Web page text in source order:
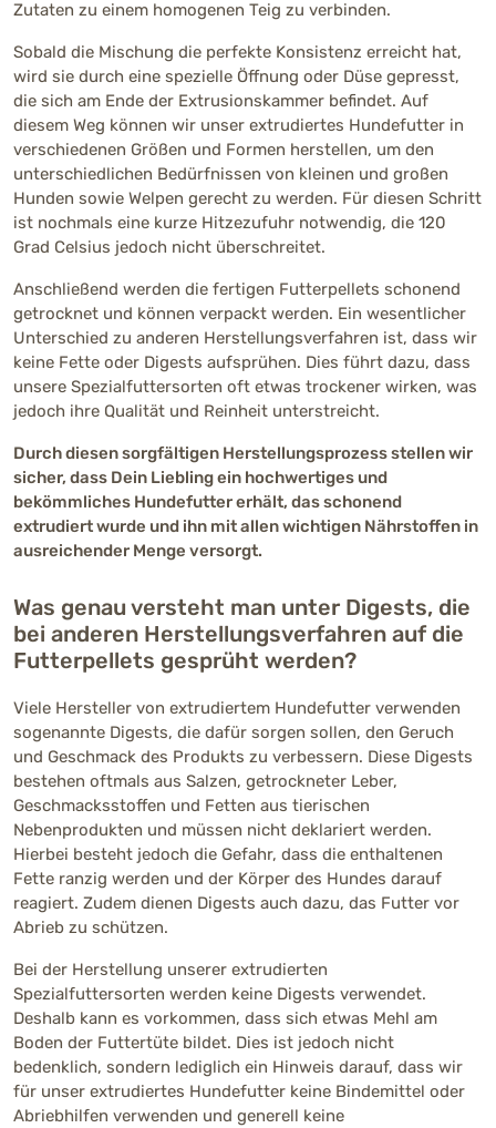
Zutaten zu einem homogenen Teig zu verbinden.
Sobald die Mischung die perfekte Konsistenz erreicht hat,
wird sie durch eine spezielle Öffnung oder Düse gepresst,
die sich am Ende der Extrusionskammer befindet. Auf
diesem Weg können wir unser extrudiertes Hundefutter in
verschiedenen Größen und Formen herstellen, um den
unterschiedlichen Bedürfnissen von kleinen und großen
Hunden sowie Welpen gerecht zu werden. Für diesen Schritt
ist nochmals eine kurze Hitzezufuhr notwendig, die 120
Grad Celsius jedoch nicht überschreitet.
Anschließend werden die fertigen Futterpellets schonend
getrocknet und können verpackt werden. Ein wesentlicher
Unterschied zu anderen Herstellungsverfahren ist, dass wir
keine Fette oder Digests aufsprühen. Dies führt dazu, dass
unsere Spezialfuttersorten oft etwas trockener wirken, was
jedoch ihre Qualität und Reinheit unterstreicht.
Durch diesen sorgfältigen Herstellungsprozess stellen wir
sicher, dass Dein Liebling ein hochwertiges und
bekömmliches Hundefutter erhält, das schonend
extrudiert wurde und ihn mit allen wichtigen Nährstoffen in
ausreichender Menge versorgt.
Was genau versteht man unter Digests, die
bei anderen Herstellungsverfahren auf die
Futterpellets gesprüht werden?
Viele Hersteller von extrudiertem Hundefutter verwenden
sogenannte Digests, die dafür sorgen sollen, den Geruch
und Geschmack des Produkts zu verbessern. Diese Digests
bestehen oftmals aus Salzen, getrockneter Leber,
Geschmacksstoffen und Fetten aus tierischen
Nebenprodukten und müssen nicht deklariert werden.
Hierbei besteht jedoch die Gefahr, dass die enthaltenen
Fette ranzig werden und der Körper des Hundes darauf
reagiert. Zudem dienen Digests auch dazu, das Futter vor
Abrieb zu schützen.
Bei der Herstellung unserer extrudierten
Spezialfuttersorten werden keine Digests verwendet.
Deshalb kann es vorkommen, dass sich etwas Mehl am
Boden der Futtertüte bildet. Dies ist jedoch nicht
bedenklich, sondern lediglich ein Hinweis darauf, dass wir
für unser extrudiertes Hundefutter keine Bindemittel oder
Abriebhilfen verwenden und generell keine